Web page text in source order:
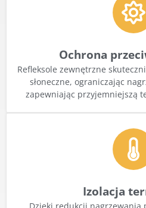
Ochrona
Refleksole zewnętrzne
słoneczne, ograniczając
zapewniając przyjemniejszą
Izolacja